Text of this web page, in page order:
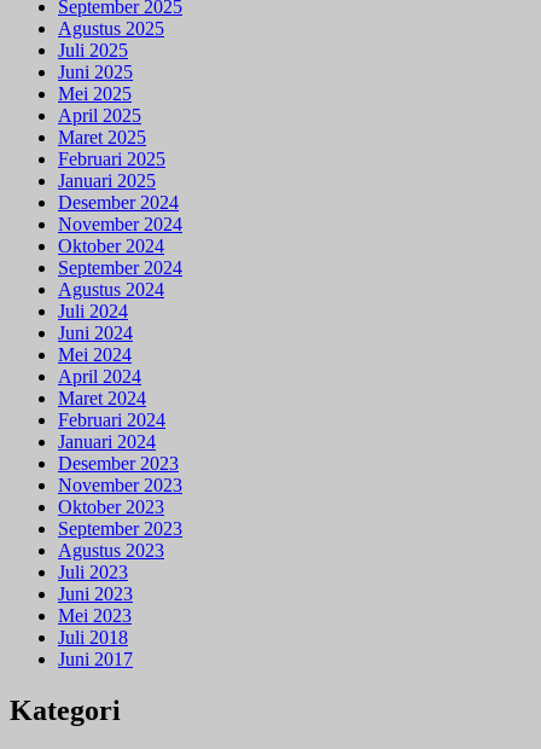
September 2025
Agustus 2025
Juli 2025
Juni 2025
Mei 2025
April 2025
Maret 2025
Februari 2025
Januari 2025
Desember 2024
November 2024
Oktober 2024
September 2024
Agustus 2024
Juli 2024
Juni 2024
Mei 2024
April 2024
Maret 2024
Februari 2024
Januari 2024
Desember 2023
November 2023
Oktober 2023
September 2023
Agustus 2023
Juli 2023
Juni 2023
Mei 2023
Juli 2018
Juni 2017
Kategori